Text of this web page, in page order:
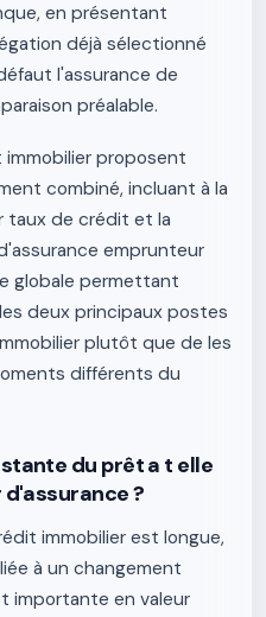
en présentant
déjà sélectionné
l'assurance de
préalable.
proposent
combiné, incluant à la
taux de crédit et la
emprunteur
globale permettant
deux principaux postes
plutôt que de les
différents du
du prêt a t elle
?
immobilier est longue,
à un changement
importante en valeur